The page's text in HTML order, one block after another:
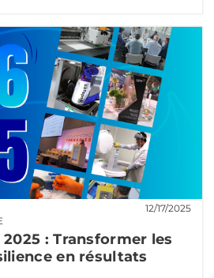
12/17/2025
2025 : Transformer les
en résultats